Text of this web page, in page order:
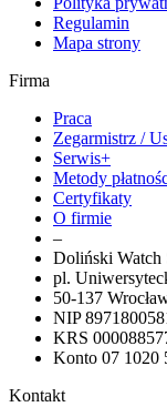
Regulamin
Mapa strony
Firma
Praca
Zegarmistrz /
Serwis+
Metody
Certyfikaty
O firmie
–
Doliński Watch
pl.
50-137
NIP
KRS
Konto 07 1020
Kontakt